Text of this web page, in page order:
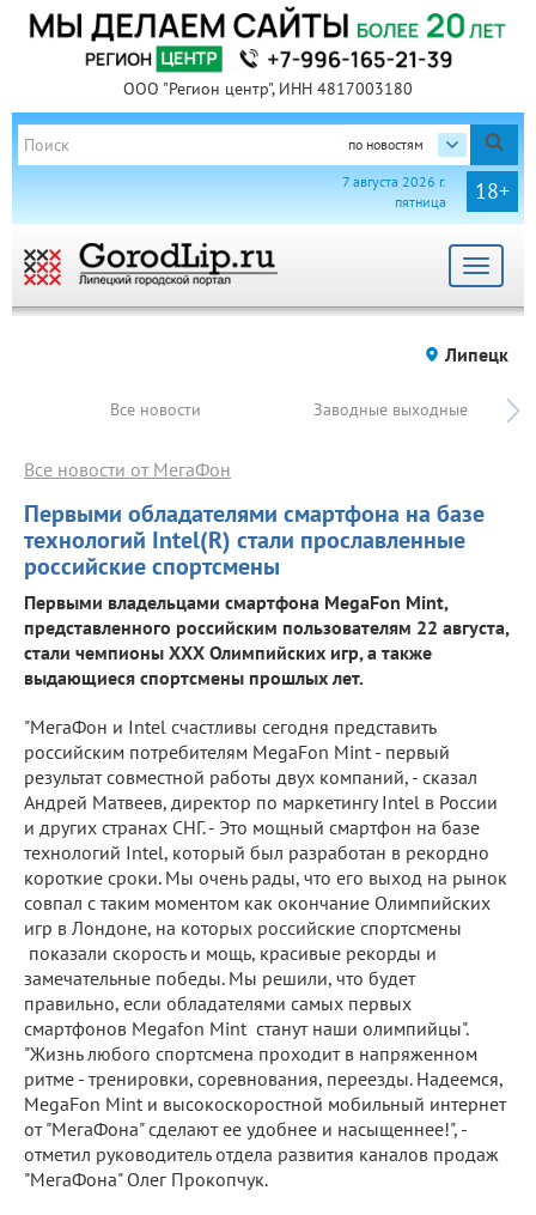
ООО "Регион центр", ИНН 4817003180
по новостям
18+
7 августа 2026 г.
пятница
Toggle
Липецк
Все новости Заводные выходные
Первыми обладателями смартфона на базе
технологий Intel(R) стали прославленные
российские спортсмены
Все новости от МегаФон
Первыми владельцами смартфона MegaFon Mint,
представленного российским пользователям 22 августа,
стали чемпионы ХХХ Олимпийских игр, а также
выдающиеся спортсмены прошлых лет.
"МегаФон и Intel счастливы сегодня представить
российским потребителям MegaFon Mint - первый
результат совместной работы двух компаний, - сказал
Андрей Матвеев, директор по маркетингу Intel в России
и других странах СНГ. - Это мощный смартфон на базе
технологий Intel, который был разработан в рекордно
короткие сроки. Мы очень рады, что его выход на рынок
совпал с таким моментом как окончание Олимпийских
игр в Лондоне, на которых российские спортсмены
показали скорость и мощь, красивые рекорды и
замечательные победы. Мы решили, что будет
правильно, если обладателями самых первых
смартфонов Megafon Mint станут наши олимпийцы".
"Жизнь любого спортсмена проходит в напряженном
ритме - тренировки, соревнования, переезды. Надеемся,
MegaFon Mint и высокоскоростной мобильный интернет
от "МегаФона" сделают ее удобнее и насыщеннее!", -
отметил руководитель отдела развития каналов продаж
"МегаФона" Олег Прокопчук.